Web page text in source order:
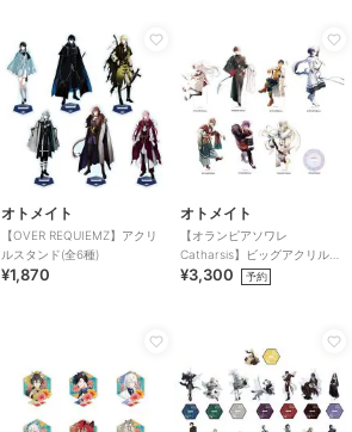
オトメイト
【OVER REQUIEMZ】アクリ
ルスタンド(全6種)
¥1,870
オトメイト
【オランピアソワレ
Catharsis】ビッグアクリルス
タンド(全7種)
¥3,300 予約